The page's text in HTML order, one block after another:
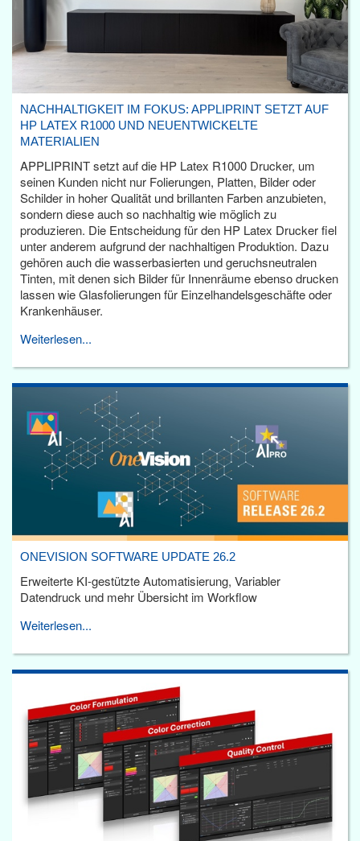
NACHHALTIGKEIT IM FOKUS: APPLIPRINT SETZT AUF
HP LATEX R1000 UND NEUENTWICKELTE
MATERIALIEN
APPLIPRINT setzt auf die HP Latex R1000 Drucker, um
seinen Kunden nicht nur Folierungen, Platten, Bilder oder
Schilder in hoher Qualität und brillanten Farben anzubieten,
sondern diese auch so nachhaltig wie möglich zu
produzieren. Die Entscheidung für den HP Latex Drucker fiel
unter anderem aufgrund der nachhaltigen Produktion. Dazu
gehören auch die wasserbasierten und geruchsneutralen
Tinten, mit denen sich Bilder für Innenräume ebenso drucken
lassen wie Glasfolierungen für Einzelhandelsgeschäfte oder
Krankenhäuser.
Weiterlesen...
ONEVISION SOFTWARE UPDATE 26.2
Erweiterte KI-gestützte Automatisierung, Variabler
Datendruck und mehr Übersicht im Workflow
Weiterlesen...